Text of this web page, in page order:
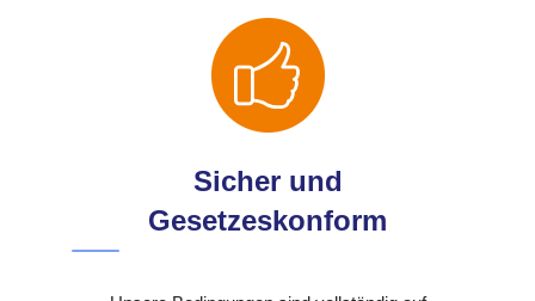
Sicher und
Gesetzeskonform